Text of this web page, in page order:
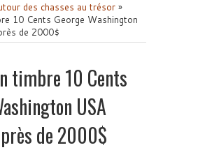
des chasses au trésor »
10 Cents George Washington
de 2000$
timbre 10 Cents
USA
de 2000$